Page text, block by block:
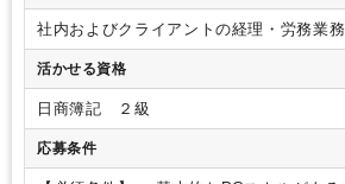
社内およびクライアントの経理・労務業
ート業務をお願いします。 【具体的な業
～月次決算業務
成金申請なども含みます）
管理・スタッフが担当する日常経理業務
イント】
くクライアントは、スタートアップ企業
活かせる資格
日商簿記 ２級
応募条件